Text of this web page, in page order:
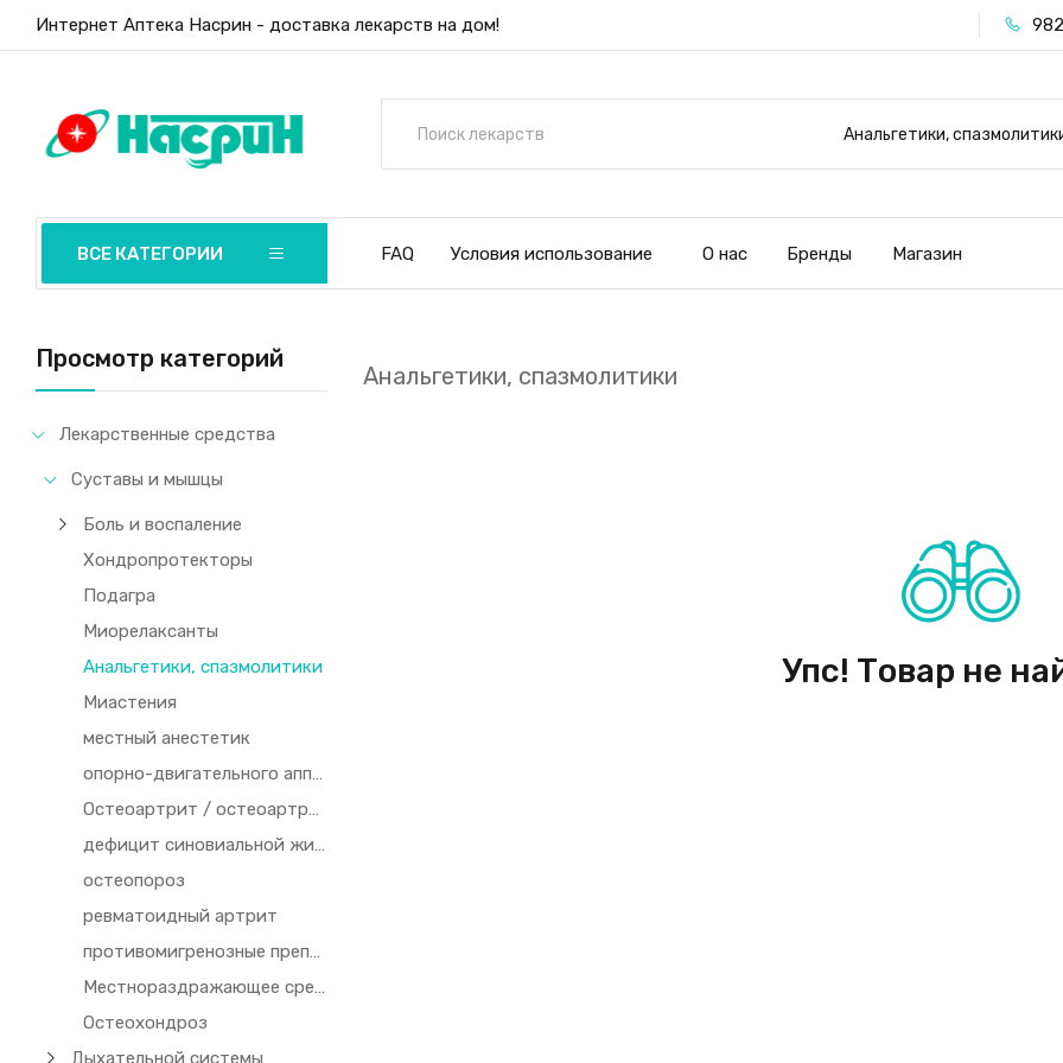
Интернет Аптека Насрин - доставка лекарств на дом!
Анальгетики,
ВСЕ КАТЕГОРИИ FAQ Условия использование О нас Бренды Магазин
Просмотр категорий
Лекарственные средства
Суставы и мышцы
Боль и воспаление
Хондропротекторы
Подагра
Миорелаксанты
Анальгетики, спазмолитики
Миастения
местный анестетик
опорно-двигательного аппарата
Остеоартрит / остеоартроз
дефицит синовиальной жидкости
остеопороз
ревматоидный артрит
противомигренозные препараты
Местнораздражающее средство
Остеохондроз
Дыхательной системы
Анальгетики, спазмолитики
Упс! Товар не